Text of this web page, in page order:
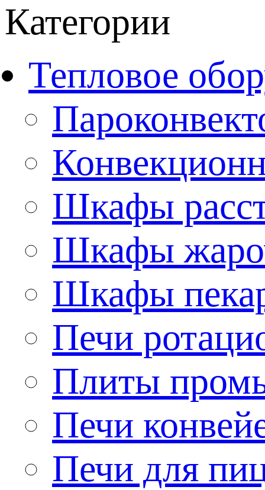
Категории
Тепловое
Шкафы
Шкафы
Шкафы
Печи
Плиты
Печи
Печи для